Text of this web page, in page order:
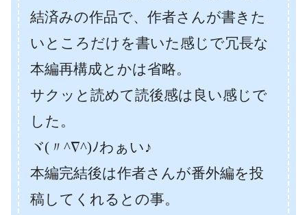
結済みの作品で、作者さんが書きた
いところだけを書いた感じで冗長な
本編再構成とかは省略。
サクッと読めて読後感は良い感じで
した。
ヾ(〃^∇^)ﾉわぁい♪
本編完結後は作者さんが番外編を投
稿してくれるとの事。